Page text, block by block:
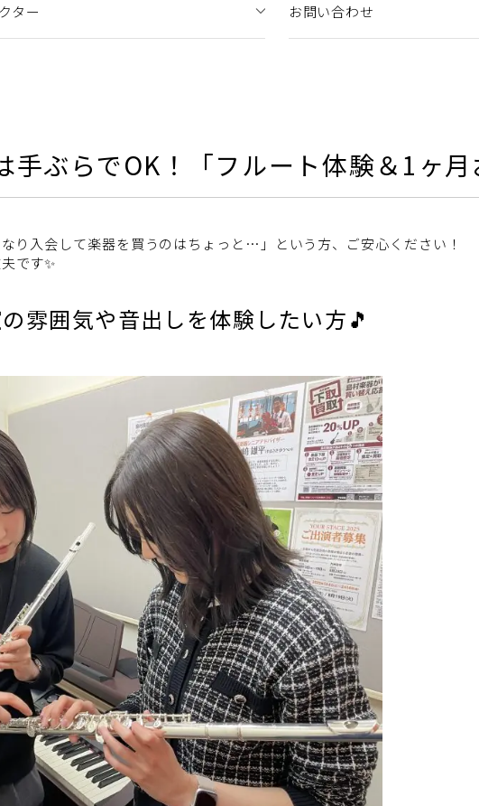
ター お問い合わせ
手ぶらでOK！「フルート体験＆1ヶ月
なり入会して楽器を買うのはちょっと…」という方、ご安心ください！
です✨
雰囲気や音出しを体験したい方🎵